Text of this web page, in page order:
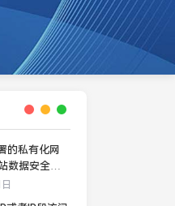
的私有化网
数据安全和